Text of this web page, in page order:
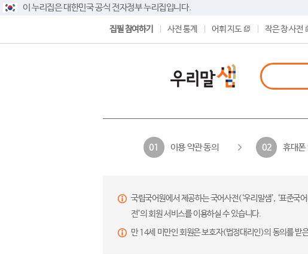
이 누리집은 대한민국 공식 전자정부 누리집입니다.
집필 참여하기 사전 통계 어휘 지도 작은 창 사전
01 이용 약관 동의 02 휴대폰
국립국어원에서 제공하는 국어사전(‘우리말샘’, ‘표준국
전’의 회원 서비스를 이용하실 수 있습니다.
만 14세 미만인 회원은 보호자(법정대리인)의 동의를 받